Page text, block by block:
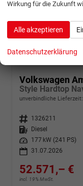
ab 1041,– € mtl.
Volkswagen
Style Hardtop
unverbindliche Lieferzeit:
Fahrzeugnr. 1326211
Kraftstoff
Diesel
Leistung
177 kW (241 PS)
31.07.2026
52.571,– €
incl. 19% MwSt.
Wirkung für die Zukunft
Alle akzeptieren
Datenschutzerklärung